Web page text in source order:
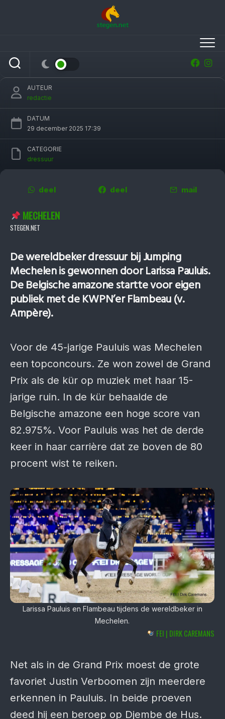
wereldbeker Mechelen
AUTEUR
redactie
DATUM
29 december 2025 17:39
CATEGORIE
dressuur
deel deel mail
MECHELEN
STEGEN.NET
De wereldbeker dressuur bij Jumping
Mechelen is gewonnen door Larissa Pauluis.
De Belgische amazone startte voor eigen
publiek met de KWPN’er Flambeau (v.
Ampère).
Voor de 45-jarige Pauluis was Mechelen
een topconcours. Ze won zowel de Grand
Prix als de kür op muziek met haar 15-
jarige ruin. In de kür behaalde de
Belgische amazone een hoge score van
82.975%. Voor Pauluis was het de derde
keer in haar carrière dat ze boven de 80
procent wist te reiken.
Larissa Pauluis en Flambeau tijdens de wereldbeker in
Mechelen.
FEI | DIRK CAREMANS
Net als in de Grand Prix moest de grote
favoriet Justin Verboomen zijn meerdere
erkennen in Pauluis. In beide proeven
deed hij een beroep op Djembe de Hus.